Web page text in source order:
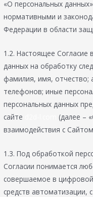
«О персональных
нормативными и
Федерации в области
1.2. Настоящее Согласие
данных на обработку
фамилия, имя, отчество;
телефонов; иные
персональных данных
сайте
(далее –
взаимодействия с
1.3. Под обработкой
Согласии понимается
совершаемое в
средств автоматизации,